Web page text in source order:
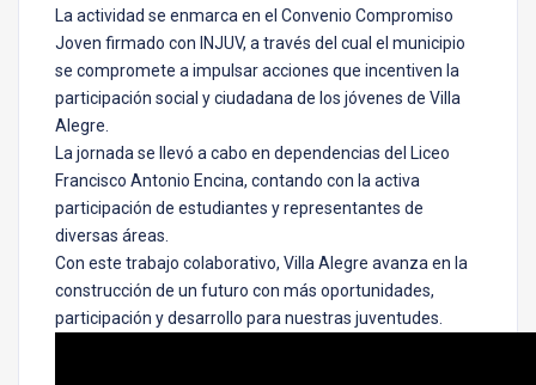
La actividad se enmarca en el Convenio Compromiso
Joven firmado con INJUV, a través del cual el municipio
se compromete a impulsar acciones que incentiven la
participación social y ciudadana de los jóvenes de Villa
Alegre.
La jornada se llevó a cabo en dependencias del Liceo
Francisco Antonio Encina, contando con la activa
participación de estudiantes y representantes de
diversas áreas.
Con este trabajo colaborativo, Villa Alegre avanza en la
construcción de un futuro con más oportunidades,
participación y desarrollo para nuestras juventudes.